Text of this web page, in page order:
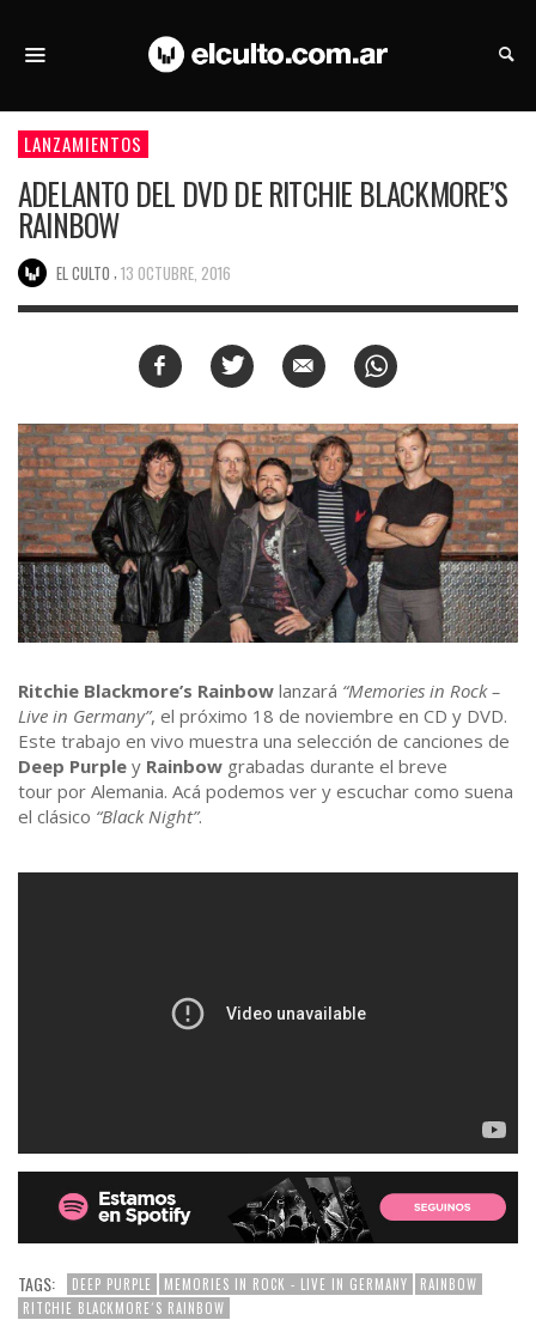
LANZAMIENTOS
ADELANTO DEL DVD DE RITCHIE BLACKMORE’S
RAINBOW
EL CULTO 13 OCTUBRE, 2016
Ritchie Blackmore’s Rainbow lanzará “Memories in Rock –
Live in Germany”, el próximo 18 de noviembre en CD y DVD.
Este trabajo en vivo muestra una selección de canciones de
Deep Purple y Rainbow grabadas durante el breve
tour por Alemania. Acá podemos ver y escuchar como suena
el clásico “Black Night”.
TAGS: DEEP PURPLE MEMORIES IN ROCK - LIVE IN GERMANY
RAINBOW
RITCHIE BLACKMORE´S RAINBOW